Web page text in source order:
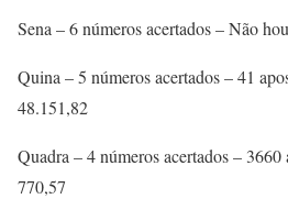
Sena – 6 números acertados – Não
Quina – 5 números acertados – 41
48.151,82
Quadra – 4 números acertados – 3660
770,57